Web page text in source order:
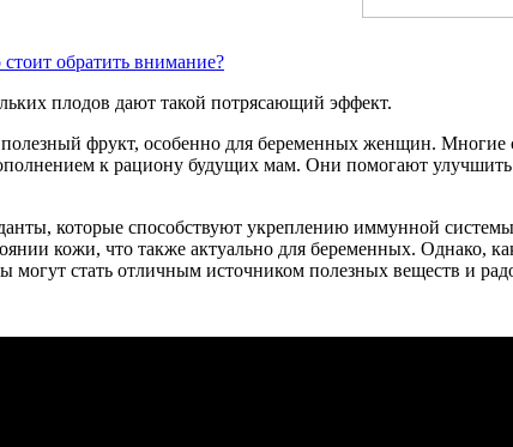
обратить внимание?
плодов дают такой потрясающий эффект.
фрукт, особенно для беременных женщин.
к рациону будущих мам. Они помогают
которые способствуют укреплению иммунной
кожи, что также актуально для беременных.
могут стать отличным источником полезных веществ и